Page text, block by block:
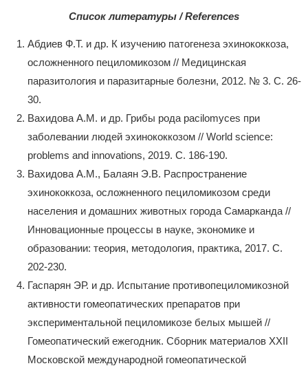
Список литературы / References
Абдиев Ф.Т. и др. К изучению патогенеза эхинококкоза,
осложненного пециломикозом // Медицинская
паразитология и паразитарные болезни, 2012. № 3. С. 26-
30.
Вахидова А.М. и др. Грибы рода pacilomyces при
заболевании людей эхинококкозом // World science:
problems and innovations, 2019. С. 186-190.
Вахидова А.М., Балаян Э.В. Распространение
эхинококкоза, осложненного пециломикозом среди
населения и домашних животных города Самарканда //
Инновационные процессы в науке, экономике и
образовании: теория, методология, практика, 2017. С.
202-230.
Гаспарян ЭР. и др. Испытание противопециломикозной
активности гомеопатических препаратов при
экспериментальной пециломикозе белых мышей //
Гомеопатический ежегодник. Сборник материалов ХХII
Московской международной гомеопатической